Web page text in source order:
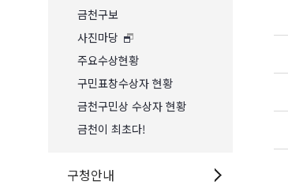
금천구보
사진마당
주요수상현황
구민표창수상자 현황
금천구민상 수상자 현황
금천이 최초다!
구청안내